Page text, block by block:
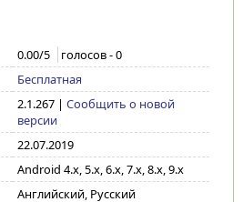
0.00/5 голосов -0
Бесплатная
2.1.267| Сообщить о новой
версии
22.07.2019
Android 4.x, 5.x, 6.x, 7.x, 8.x, 9.x
Английский, Русский